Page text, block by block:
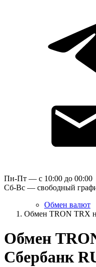
Пн-Пт — c 10:00 до 00:00
Сб-Вс — свободный
Обмен валют
Обмен TRON TRX
Обмен
Сбербанк